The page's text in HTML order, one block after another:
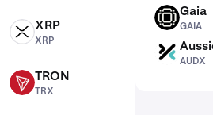
XRP XRP
XRP
TRX TRON
TRX
Gaia
GAIA
AUDX
AUDX